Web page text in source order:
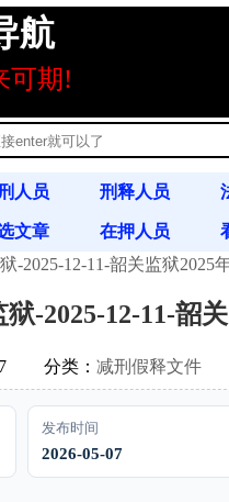
航
可期!
人员 刑释人员
文章 在押人员
法规 书信往来
-2025-12-11-韶关监狱
-2025-12-11-韶
分类： 减刑假释文件
发布时间
2026-05-07